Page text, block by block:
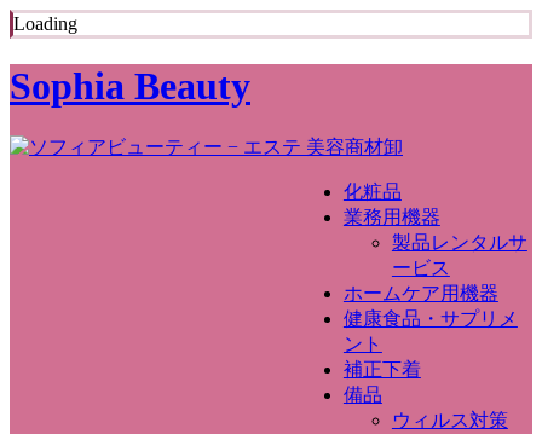
Loading
Sophia Beauty
化粧品
業務用機器
製品レンタルサ
ービス
ホームケア用機器
健康食品・サプリメ
ント
補正下着
備品
ウィルス対策